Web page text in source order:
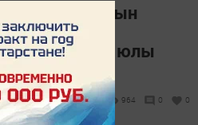
салым акчасын
итүне
чишмә юлы
2018 - 12:01 964 0 0